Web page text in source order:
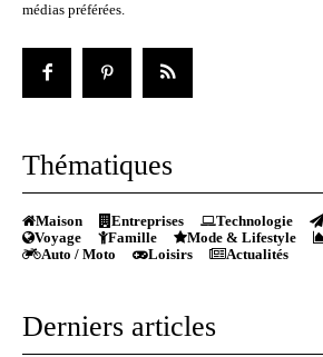
médias préférées.
Thématiques
Maison Entreprises Technologie
Voyage
Famille Mode & Lifestyle
Auto / Moto
Loisirs Actualités
Derniers articles